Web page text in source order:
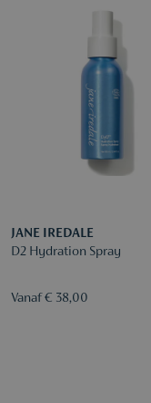
JANE IREDALE
D2 Hydration Spray
Vanaf € 38,00